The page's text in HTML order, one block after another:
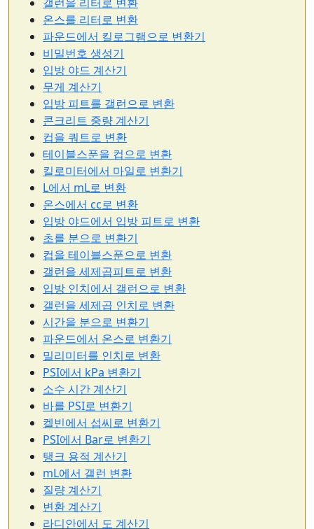
온스를 리터로 변환
파운드에서 킬로그램으로 변환기
비밀번호 생성기
입방 야드 계산기
무게 계산기
입방 피트를 갤런으로 변환
콘크리트 중량 계산기
컵을 쿼트로 변환
테이블스푼을 컵으로 변환
킬로미터에서 마일로 변환기
L에서 mL로 변환
온스에서 cc로 변환
입방 야드에서 입방 피트로 변환
초를 분으로 변환기
컵을 테이블스푼으로 변환
갤런을 세제곱피트로 변환
입방 인치에서 갤런으로 변환
갤런을 세제곱 인치로 변환
시간을 분으로 변환기
파운드에서 온스로 변환기
밀리미터를 인치로 변환
PSI에서 kPa 변환기
소수 시간 계산기
바를 PSI로 변환기
켈빈에서 섭씨로 변환기
PSI에서 Bar로 변환기
탱크 용적 계산기
mL에서 갤런 변환
질량 계산기
변환 계산기
라디안에서 도 계산기